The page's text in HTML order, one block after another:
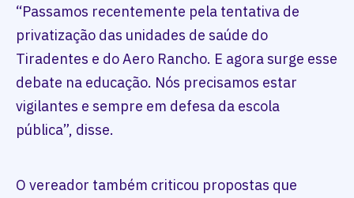
“Passamos recentemente pela tentativa de
privatização das unidades de saúde do
Tiradentes e do Aero Rancho. E agora surge esse
debate na educação. Nós precisamos estar
vigilantes e sempre em defesa da escola
pública”, disse.
O vereador também criticou propostas que